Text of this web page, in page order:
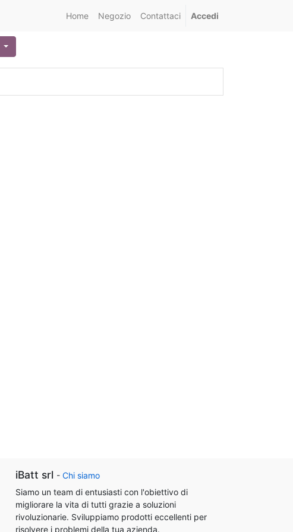
Home Negozio Contattaci Accedi
iBatt srl - Chi siamo
Siamo un team di entusiasti con l'obiettivo di
migliorare la vita di tutti grazie a soluzioni
rivoluzionarie. Sviluppiamo prodotti eccellenti per
risolvere i problemi della tua azienda.